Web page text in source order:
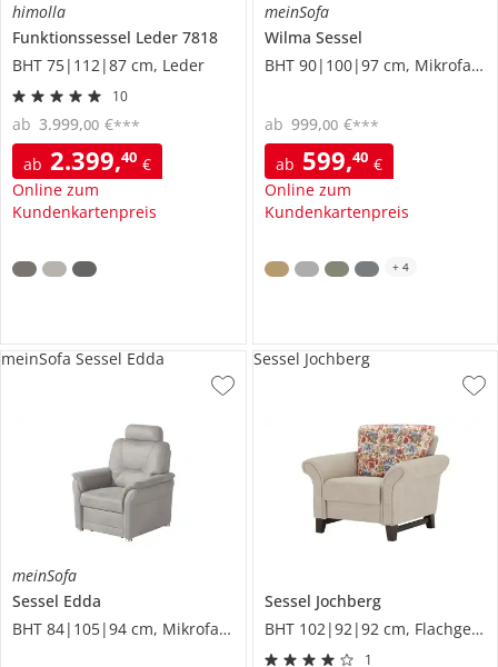
himolla
Funktionssessel Leder 7818
BHT 75|112|87 cm, Leder
10
ab 2.399,40 €
Online zum
Kundenkartenpreis
ab 3.999,00 €***
meinSofa
Wilma Sessel
BHT 90|100|97 cm, Mikrofaser
ab 599,40 €
Online zum
Kundenkartenpreis
ab 999,00 €***
+ 4
meinSofa
Sessel Edda
BHT 84|105|94 cm, Mikrofaser
meinSofa Sessel Edda
Sessel Jochberg
BHT 102|92|92 cm, Flachgewebe
1
Sessel Jochberg